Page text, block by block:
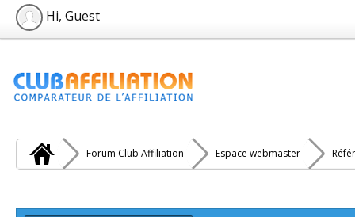
Hi, Guest
Forum Club Affiliation Espace webmaster